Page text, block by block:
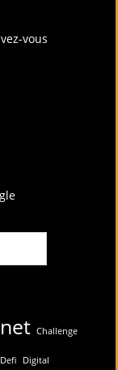
vous
Challenge
Defi Digital